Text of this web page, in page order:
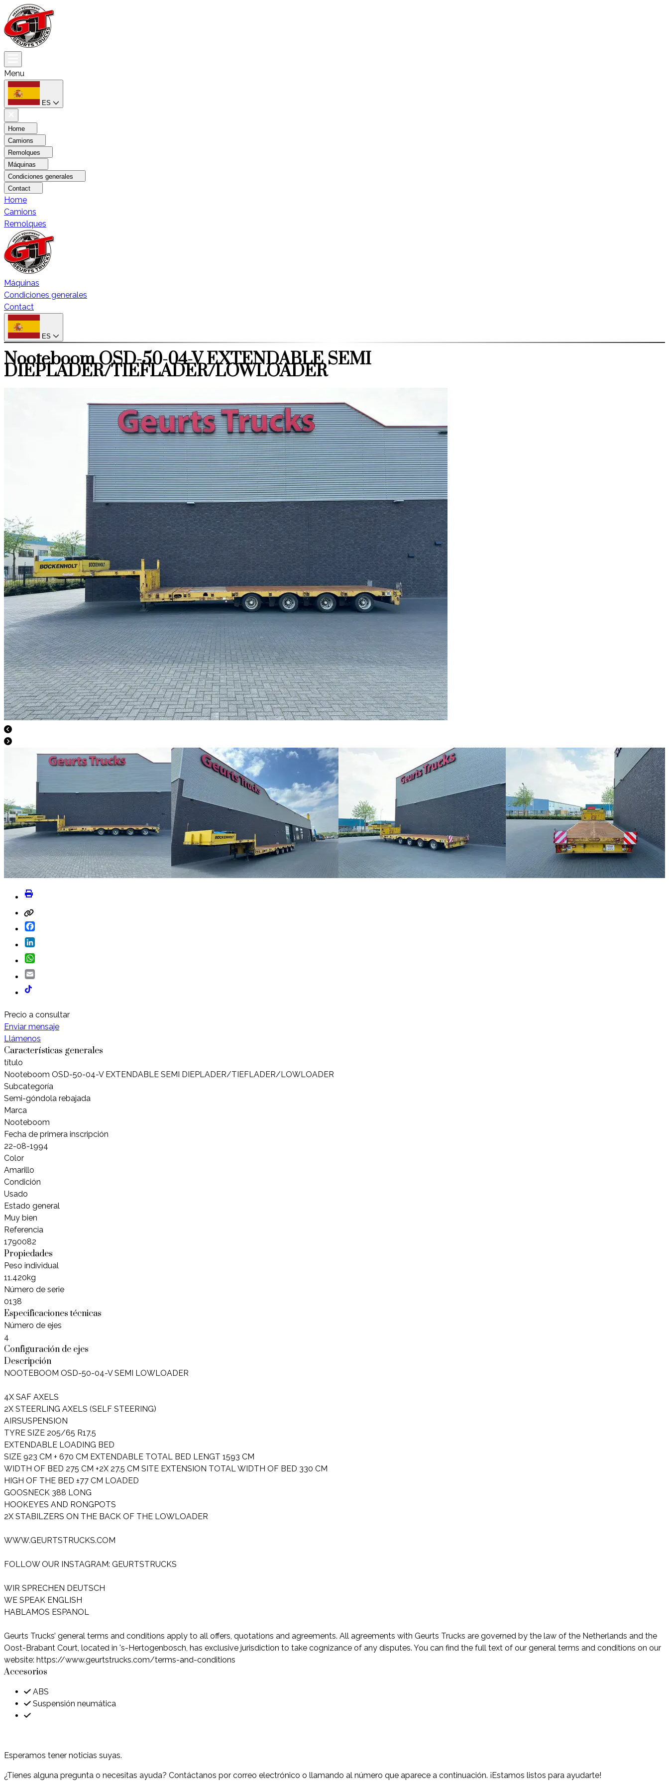
Menu
ES
Home
Camions
Remolques
Máquinas
Condiciones generales
Contact
Home
Camions
Remolques
Máquinas
Condiciones generales
Contact
ES
Nooteboom OSD-50-04-V EXTENDABLE SEMI
DIEPLADER/TIEFLADER/LOWLOADER
Precio a consultar
Enviar mensaje
Llámenos
Características generales
título
Nooteboom OSD-50-04-V EXTENDABLE SEMI DIEPLADER/TIEFLADER/LOWLOADER
Subcategoría
Semi-góndola rebajada
Marca
Nooteboom
Fecha de primera inscripción
22-08-1994
Color
Amarillo
Condición
Usado
Estado general
Muy bien
Referencia
1790082
Propiedades
Peso individual
11.420kg
Número de serie
0138
Especificaciones técnicas
Número de ejes
4
Configuración de ejes
Descripción
NOOTEBOOM OSD-50-04-V SEMI LOWLOADER
4X SAF AXELS
2X STEERLING AXELS (SELF STEERING)
AIRSUSPENSION
TYRE SIZE 205/65 R17.5
EXTENDABLE LOADING BED
SIZE 923 CM + 670 CM EXTENDABLE TOTAL BED LENGT 1593 CM
WIDTH OF BED 275 CM +2X 27.5 CM SITE EXTENSION TOTAL WIDTH OF BED 330 CM
HIGH OF THE BED ±77 CM LOADED
GOOSNECK 388 LONG
HOOKEYES AND RONGPOTS
2X STABILZERS ON THE BACK OF THE LOWLOADER
WWW.GEURTSTRUCKS.COM
FOLLOW OUR INSTAGRAM: GEURTSTRUCKS
WIR SPRECHEN DEUTSCH
WE SPEAK ENGLISH
HABLAMOS ESPANOL
Geurts Trucks’ general terms and conditions apply to all offers, quotations and agreements. All agreements with Geurts Trucks are governed by the law of the Netherlands and the
Oost-Brabant Court, located in 's-Hertogenbosch, has exclusive jurisdiction to take cognizance of any disputes. You can find the full text of our general terms and conditions on our
website: https://www.geurtstrucks.com/terms-and-conditions
Accesorios
ABS
Suspensión neumática
Esperamos tener noticias suyas.
¿Tienes alguna pregunta o necesitas ayuda? Contáctanos por correo electrónico o llamando al número que aparece a continuación. ¡Estamos listos para ayudarte!